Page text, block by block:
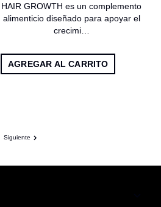
HAIR GROWTH es un complemento
alimenticio diseñado para apoyar el
crecimi…
AGREGAR AL CARRITO
Siguiente